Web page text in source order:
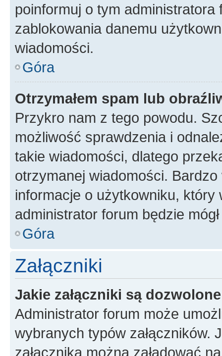
poinformuj o tym
zablokowania danemu
wiadomości.
Góra
Otrzymałem spam lub
Przykro nam z tego powodu.
możliwość sprawdzenia i
takie wiadomości, dlatego
otrzymanej wiadomości.
informacje o użytkowniku, który
administrator forum będzie
Góra
Załączniki
Jakie załączniki są
Administrator forum może
wybranych typów załączników.
załącznika można załadować